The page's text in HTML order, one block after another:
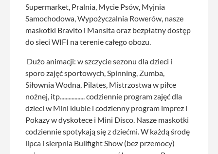
Supermarket, Pralnia, Mycie Psów, Myjnia
Samochodowa, Wypożyczalnia Rowerów, nasze
maskotki Bravito i Mansita oraz bezpłatny dostęp
do sieci WIFI na terenie całego obozu.
Dużo animacji: w szczycie sezonu dla dzieci i
sporo zajęć sportowych, Spinning, Zumba,
Siłownia Wodna, Pilates, Mistrzostwa w piłce
nożnej, itp................. codziennie program zajęć dla
dzieci w Mini klubie i codzienny program imprez i
Pokazy w dyskotece i Mini Disco. Nasze maskotki
codziennie spotykają się z dziećmi. W każdą środę
lipca i sierpnia Bullfight Show (bez przemocy)